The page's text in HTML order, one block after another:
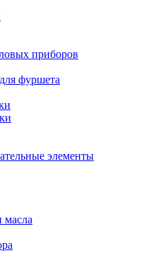
приборов
фуршета
элементы
масла